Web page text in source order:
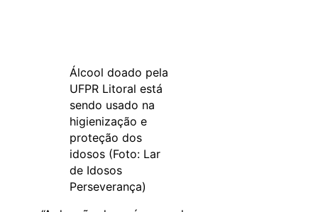
Álcool doado pela
UFPR Litoral está
sendo usado na
higienização e
proteção dos
idosos (Foto: Lar
de Idosos
Perseverança)